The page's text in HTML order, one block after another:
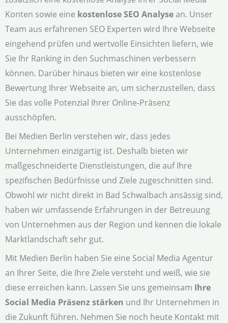
Konten sowie eine kostenlose SEO Analysean. Unser
Team aus erfahrenen SEO Experten wird Ihre Webseite
eingehend prüfen und wertvolle Einsichten liefern, wie
Sie Ihr Ranking in den Suchmaschinen verbessern
können. Darüber hinaus bieten wir eine kostenlose
Bewertung Ihrer Webseite an, um sicherzustellen, dass
Sie das volle Potenzial Ihrer Online-Präsenz
ausschöpfen.
Bei Medien Berlin verstehen wir, dass jedes
Unternehmen einzigartig ist. Deshalb bieten wir
maßgeschneiderte Dienstleistungen, die auf Ihre
spezifischen Bedürfnisse und Ziele zugeschnitten sind.
Obwohl wir nicht direkt in Bad Schwalbach ansässig sind,
haben wir umfassende Erfahrungen in der Betreuung
von Unternehmen aus der Region und kennen die lokale
Marktlandschaft sehr gut.
Mit Medien Berlin haben Sie eine Social Media Agentur
an Ihrer Seite, die Ihre Ziele versteht und weiß, wie sie
diese erreichen kann. Lassen Sie uns gemeinsam Ihre
Social Media Präsenz stärken und Ihr Unternehmen in
die Zukunft führen. Nehmen Sie noch heute Kontakt mit